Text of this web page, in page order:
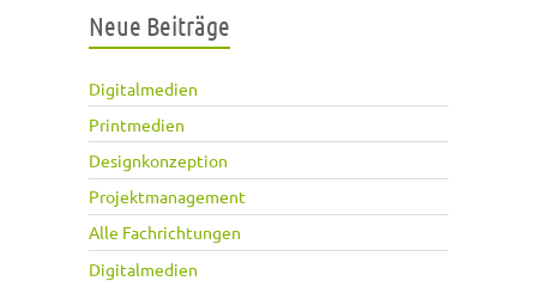
Neue Beiträge
Digitalmedien
Printmedien
Designkonzeption
Projektmanagement
Alle Fachrichtungen
Digitalmedien